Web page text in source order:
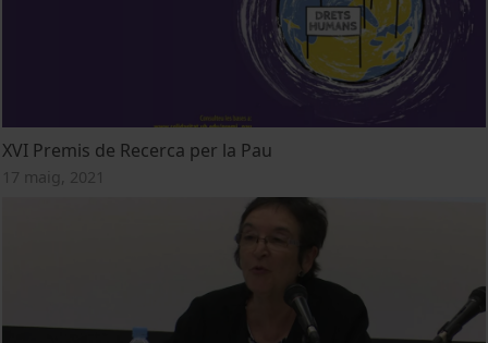
XVI Premis de Recerca per la Pau
17 maig, 2021